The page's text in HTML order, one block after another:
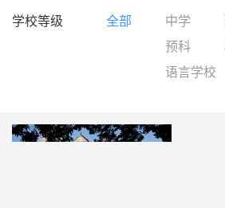
学校等级
全部 中学
预科
语言学校